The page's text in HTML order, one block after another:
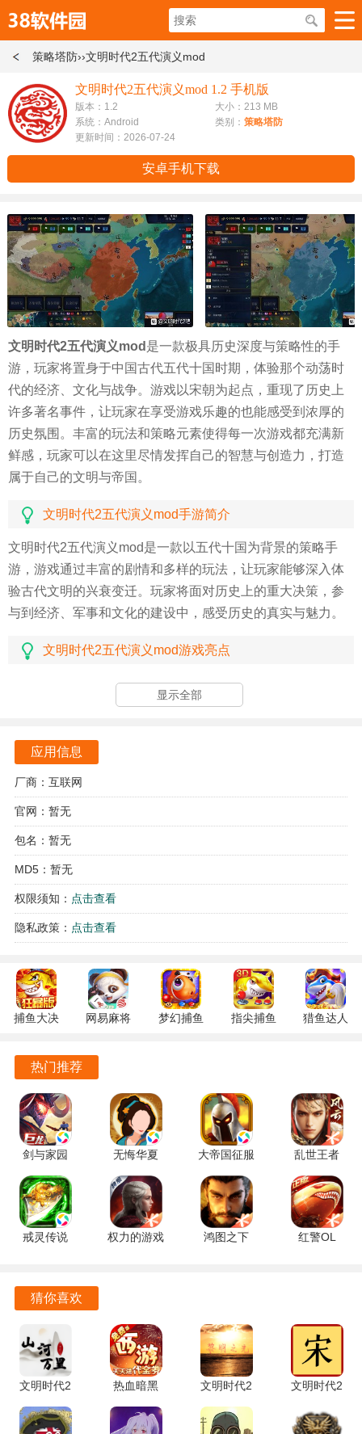
策略塔防››文明时代2五代演义mod
文明时代2五代演义mod 1.2 手机版
版本：1.2
大小：213 MB
系统：Android
类别： 策略塔防
更新时间：2026-07-24
安卓手机下载
文明时代2五代演义mod 是一款极具历史深度与策略性的手
游，玩家将置身于中国古代五代十国时期，体验那个动荡时
代的经济、文化与战争。游戏以宋朝为起点，重现了历史上
许多著名事件，让玩家在享受游戏乐趣的也能感受到浓厚的
历史氛围。丰富的玩法和策略元素使得每一次游戏都充满新
鲜感，玩家可以在这里尽情发挥自己的智慧与创造力，打造
属于自己的文明与帝国。
文明时代2五代演义mod手游简介
文明时代2五代演义mod是一款以五代十国为背景的策略手
游，游戏通过丰富的剧情和多样的玩法，让玩家能够深入体
验古代文明的兴衰变迁。玩家将面对历史上的重大决策，参
与到经济、军事和文化的建设中，感受历史的真实与魅力。
文明时代2五代演义mod游戏亮点
游戏通过引人入胜的剧情设计，让玩家在参与历史事件的感
受到深厚的文化底蕴。 兵种选择丰富多样，玩家可以根据自
由的沙盒玩法，玩家可以根据自己的想法，自由建造和发展
游戏特色
游戏设定了多样的历史事件，玩家可以在不同的历史节点进
行决策，影响游戏的走向与结局。
丰富的文化系统让玩家体验到古代文明的多样性，可以通过
文化交流提升自身的文明水平。
择合适的兵种，制定最佳的战术。
游戏中包含了多种资源管理元素，合理配置资源，才能在竞
动态的天气系统和昼夜变化为游戏增添了更多的策略层面，
游戏优势
游戏提供了深度的策略体验，不断思考与调整，才能在复杂
的局势中取得胜利。
历史背景的真实再现，让玩家不仅仅是玩乐，更能学习到丰
富的历史知识。
感到厌倦。
游戏的平衡性较好，各种兵种与策略都有其独特的优势与劣
势，考验玩家的智慧与决策能力。
显示全部
应用信息
厂商：互联网
官网：暂无
包名：暂无
MD5：暂无
权限须知： 点击查看
隐私政策： 点击查看
捕鱼大决
122.7.291
最新版
网易麻将
官方版
梦幻捕鱼
指尖捕鱼
猎鱼达人
热门推荐
剑与家园
1.26.120
手机版
无悔华夏
3.8.280 官
方正版
大帝国征服
者 5.681 官
方正版
乱世王者
2.1.18.888
手机版
戒灵传说
权力的游戏
鸿图之下
红警OL
猜你喜欢
文明时代2
山河万里
1.26R(胜利
热血暗黑
0.05折 1.0
手机版
文明时代2
黎明之光
mod 0.2.0
文明时代2
2.0_RHL